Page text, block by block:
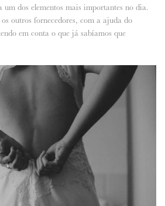
dos elementos mais importantes no dia.
outros fornecedores, com a ajuda do
em conta o que já sabíamos que